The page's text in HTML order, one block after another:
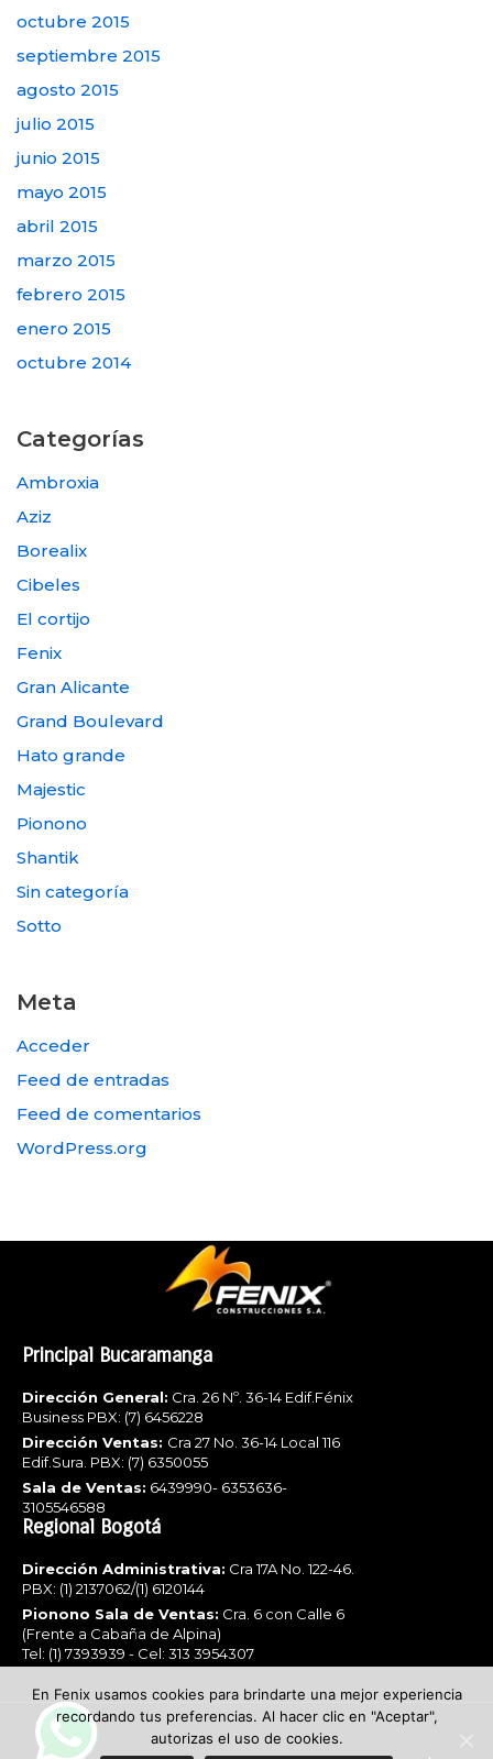
octubre 2015
septiembre 2015
agosto 2015
julio 2015
junio 2015
mayo 2015
abril 2015
marzo 2015
febrero 2015
enero 2015
octubre 2014
Categorías
Ambroxia
Aziz
Borealix
Cibeles
El cortijo
Fenix
Gran Alicante
Grand Boulevard
Hato grande
Majestic
Pionono
Shantik
Sin categoría
Sotto
Meta
Acceder
Feed de entradas
Feed de comentarios
WordPress.org
Principal Bucaramanga
Dirección General: Cra. 26 Nº. 36-14 Edif.Fénix
Business PBX: (7) 6456228
Dirección Ventas: Cra 27 No. 36-14 Local 116
Edif.Sura. PBX: (7) 6350055
Sala de Ventas: 6439990- 6353636-
3105546588
Regional Bogotá
Dirección Administrativa: Cra 17A No. 122-46.
PBX: (1) 2137062/(1) 6120144
Pionono Sala de Ventas: Cra. 6 con Calle 6
(Frente a Cabaña de Alpina)
Tel: (1) 7393939 - Cel: 313 3954307
En Fenix usamos cookies para brindarte una mejor experiencia
recordando tus preferencias. Al hacer clic en "Aceptar",
autorizas el uso de cookies.